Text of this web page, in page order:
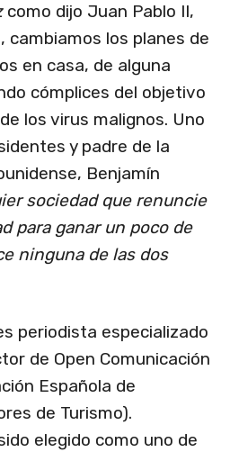
como dijo Juan Pablo II,
cambiamos los planes de
en casa, de alguna
cómplices del objetivo
los virus malignos. Uno
y padre de la
Benjamín
sociedad que renuncie
para ganar un poco de
ninguna de las dos
periodista especializado
de Open Comunicación
Española de
de Turismo).
elegido como uno de